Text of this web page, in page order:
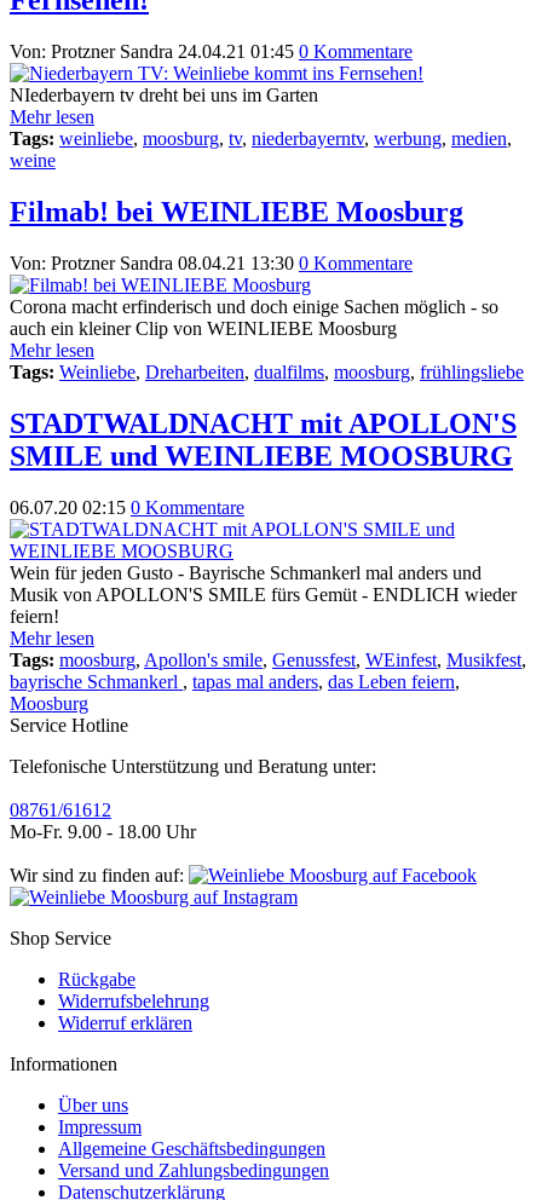
Von: Protzner Sandra 24.04.21 01:45 0 Kommentare
NIederbayern tv dreht bei uns im Garten
Mehr lesen
Tags: weinliebe, moosburg, tv, niederbayerntv, werbung, medien,
weine
Filmab! bei WEINLIEBE Moosburg
Von: Protzner Sandra 08.04.21 13:30 0 Kommentare
Corona macht erfinderisch und doch einige Sachen möglich - so
auch ein kleiner Clip von WEINLIEBE Moosburg
Mehr lesen
Tags: Weinliebe, Dreharbeiten, dualfilms, moosburg, frühlingsliebe
STADTWALDNACHT mit APOLLON'S
SMILE und WEINLIEBE MOOSBURG
06.07.20 02:15 0 Kommentare
Wein für jeden Gusto - Bayrische Schmankerl mal anders und
Musik von APOLLON'S SMILE fürs Gemüt - ENDLICH wieder
feiern!
Mehr lesen
Tags: moosburg, Apollon's smile, Genussfest, WEinfest, Musikfest,
bayrische Schmankerl , tapas mal anders, das Leben feiern,
Moosburg
Service Hotline
Telefonische Unterstützung und Beratung unter:
08761/61612
Mo-Fr. 9.00 - 18.00 Uhr
Wir sind zu finden auf:
Shop Service
Rückgabe
Widerrufsbelehrung
Widerruf erklären
Informationen
Über uns
Impressum
Allgemeine Geschäftsbedingungen
Versand und Zahlungsbedingungen
Datenschutzerklärung